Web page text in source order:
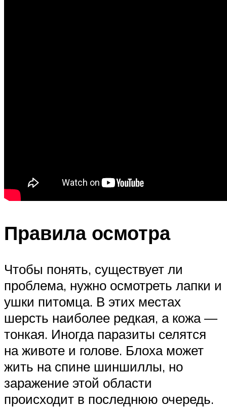
Правила осмотра
Чтобы понять, существует ли
проблема, нужно осмотреть лапки и
ушки питомца. В этих местах
шерсть наиболее редкая, а кожа —
тонкая. Иногда паразиты селятся
на животе и голове. Блоха может
жить на спине шиншиллы, но
заражение этой области
происходит в последнюю очередь.